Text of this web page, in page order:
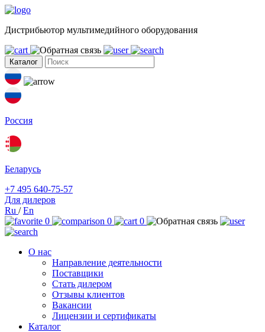
Дистрибьютор мультимедийного оборудования
Каталог
Россия
Беларусь
+7 495 640-75-57
Для дилеров
Ru /En
0
0 0
О нас
Направление деятельности
Поставщики
Стать дилером
Отзывы клиентов
Вакансии
Лицензии и сертификаты
Каталог